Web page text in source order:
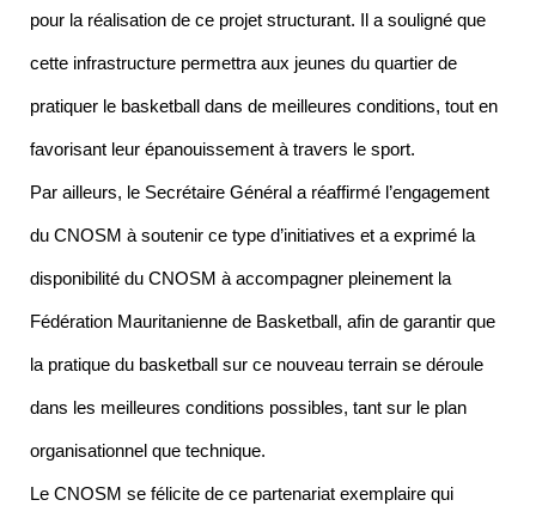
pour la réalisation de ce projet structurant. Il a souligné que
cette infrastructure permettra aux jeunes du quartier de
pratiquer le basketball dans de meilleures conditions, tout en
favorisant leur épanouissement à travers le sport.
Par ailleurs, le Secrétaire Général a réaffirmé l’engagement
du CNOSM à soutenir ce type d’initiatives et a exprimé la
disponibilité du CNOSM à accompagner pleinement la
Fédération Mauritanienne de Basketball, afin de garantir que
la pratique du basketball sur ce nouveau terrain se déroule
dans les meilleures conditions possibles, tant sur le plan
organisationnel que technique.
Le CNOSM se félicite de ce partenariat exemplaire qui